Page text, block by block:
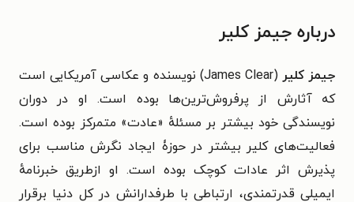
درباره جیمز کلیر
جیمز کلیر
(James Clear) نویسنده و عکاسی آمریکایی است
که آثارش از پرفروش‌ترین‌ها بوده است. او در دوران
نویسندگی خود بیشتر بر مسئلهٔ «عادت» متمرکز بوده‌ است.
فعالیت‌های کلیر بیشتر در حوزۀ ایجاد نگرش مناسب برای
پذیرش اثر عادات کوچک بوده است. او ازطریق خبرنامه‌ٔ
ایمیلی قدرتمندی، ارتباطی با طرفدارانش در کل دنیا برقرار